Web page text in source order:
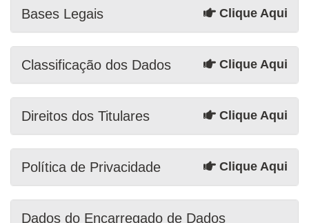
Bases Legais Clique Aqui
Classificação dos Dados Clique Aqui
Direitos dos Titulares Clique Aqui
Política de Privacidade Clique Aqui
Dados do Encarregado de Dados